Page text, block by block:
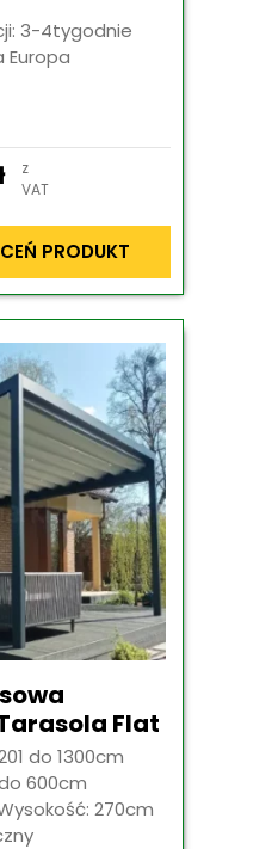
3-4tygodnie
Europa
z
VAT
PRODUKT
Flat
do 1300cm
600cm
270cm